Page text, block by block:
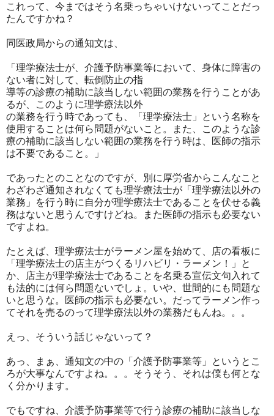
これって、今まではそう名乗っちゃいけないってことだっ
たんですかね？
同医政局からの通知文は、
「理学療法士が、介護予防事業等において、身体に障害の
ない者に対して、転倒防止の指
導等の診療の補助に該当しない範囲の業務を行うことがあ
るが、このように理学療法以外
の業務を行う時であっても、「理学療法士」という名称を
使用することは何ら問題がないこと。また、このような診
療の補助に該当しない範囲の業務を行う時は、医師の指示
は不要であること。」
であったとのことなのですが、別に厚労省からこんなこと
わざわざ通知されなくても理学療法士が「理学療法以外の
業務」を行う時に自分が理学療法士であることを伏せる義
務はないと思うんですけどね。また医師の指示も必要ない
ですよね。
たとえば、理学療法士がラーメン屋を始めて、店の看板に
「理学療法士の店主がつくるリハビリ・ラーメン！」と
か、店主が理学療法士であることを名乗る宣伝文句入れて
も法的には何ら問題ないでしょ。いや、世間的にも問題な
いと思うな。医師の指示も必要ない。だってラーメン作っ
てそれを売るのって理学療法以外の業務だもんね。。。
えっ、そういう話じゃないって？
あっ、まぁ、通知文の中の「介護予防事業等」というとこ
ろが大事なんですよね。。。そうそう、それは僕も何とな
く分かります。
でもですね、介護予防事業等で行う診療の補助に該当しな